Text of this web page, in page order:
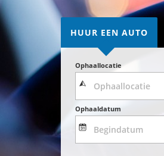
HUUR EEN AUTO
Ophaallocatie
Ophaaldatum